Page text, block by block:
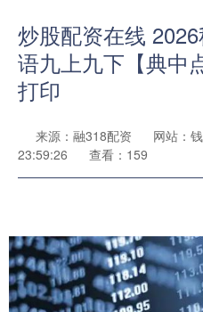
炒股配资在线
语九上九下【典中
打印
来源：融318配资 网站：
23:59:26
查看：159